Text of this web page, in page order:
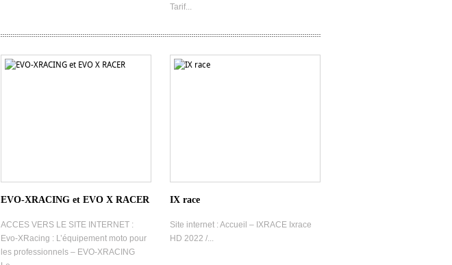
Tarif...
EVO-XRACING et EVO X RACER
ACCES VERS LE SITE INTERNET :
Evo-XRacing : L’équipement moto pour
les professionnels – EVO-XRACING
IX race
Site internet : Accueil – IXRACE Ixrace
HD 2022 /...